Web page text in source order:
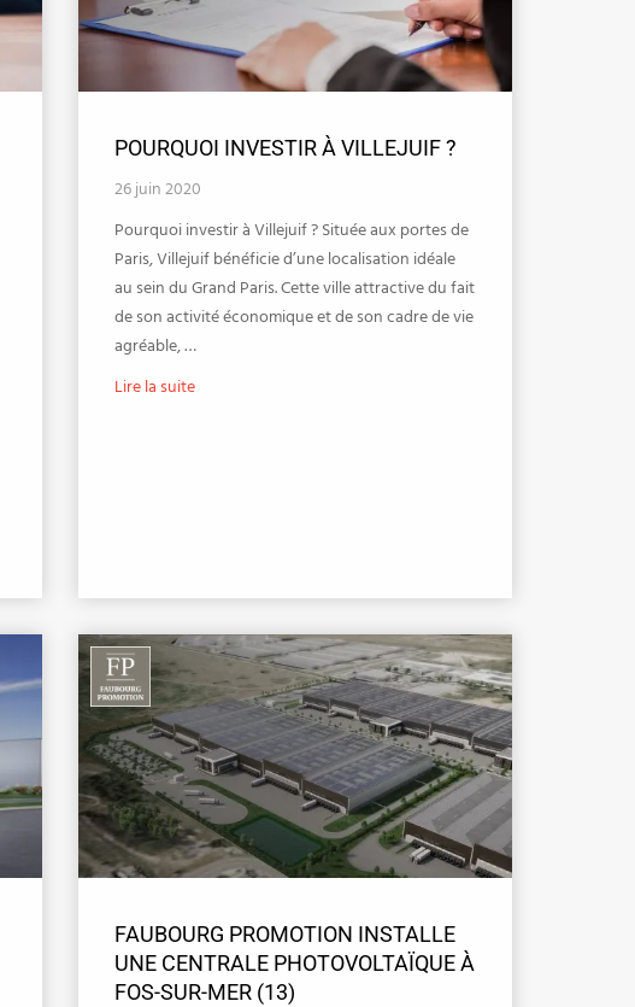
POURQUOI INVESTIR À VILLEJUIF ?
26 juin 2020
Pourquoi investir à Villejuif ? Située aux portes de
Paris, Villejuif bénéficie d’une localisation idéale
au sein du Grand Paris. Cette ville attractive du fait
de son activité économique et de son cadre de vie
agréable, …
Lire la suite
FAUBOURG PROMOTION INSTALLE
UNE CENTRALE PHOTOVOLTAÏQUE À
FOS-SUR-MER (13)